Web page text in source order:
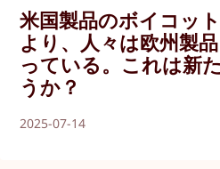
米国製品のボイコッ
より、人々は欧州製
っている。これは新
うか？
2025-07-14